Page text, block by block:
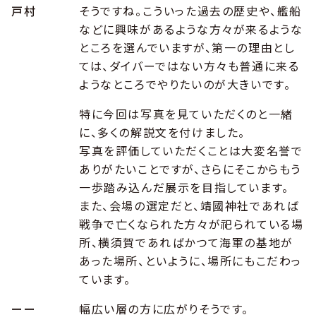
戸村
そうですね。こういった過去の歴史や、艦船
などに興味があるような方々が来るような
ところを選んでいますが、第一の理由とし
ては、ダイバーではない方々も普通に来る
ようなところでやりたいのが大きいです。
特に今回は写真を見ていただくのと一緒
に、多くの解説文を付けました。
写真を評価していただくことは大変名誉で
ありがたいことですが、さらにそこからもう
一歩踏み込んだ展示を目指しています。
また、会場の選定だと、靖國神社であれば
戦争で亡くなられた方々が祀られている場
所、横須賀であればかつて海軍の基地が
あった場所、といように、場所にもこだわっ
ています。
ーー
幅広い層の方に広がりそうです。